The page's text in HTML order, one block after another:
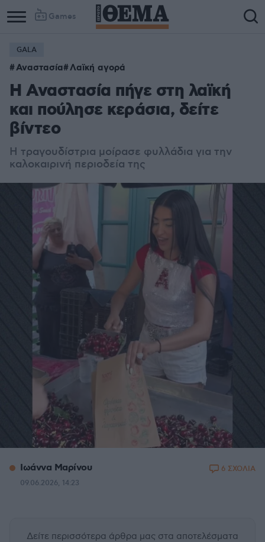
Games
GALA
Αναστασία Λαϊκή αγορά
Η Αναστασία πήγε στη λαϊκή
και πούλησε κεράσια, δείτε
βίντεο
Η τραγουδίστρια μοίρασε φυλλάδια για την
καλοκαιρινή περιοδεία της
Ιωάννα Μαρίνου
09.06.2026, 14:23
6 ΣΧΟΛΙΑ
Δείτε περισσότερα άρθρα μας στα αποτελέσματα